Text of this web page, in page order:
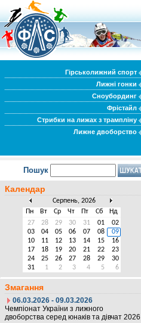
Гірськолижний спорт
Лижні гонки
Сноубординг
Фрістайл
Стрибки на лижах з трампліну
Лижне двоборство
Пошук
Календар
Серпень, 2026
Пн
Вт Ср Чт Пт Сб
Нд
27
28 29 30 31 01
02
03
04 05 06 07 08
09
10
11 12 13 14 15
16
17
18 19 20 21 22
23
24
25 26 27 28 29
30
31
1 2 3 4 5 6
Змагання
06.03.2026 - 09.03.2026
Чемпіонат України з лижного
двоборства серед юнаків та дівчат 2026